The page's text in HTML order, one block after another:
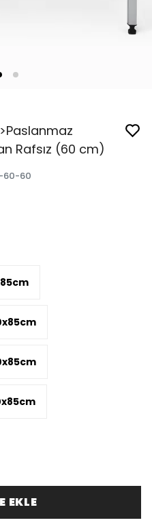
Rafsız (60 cm)
60
EKLE